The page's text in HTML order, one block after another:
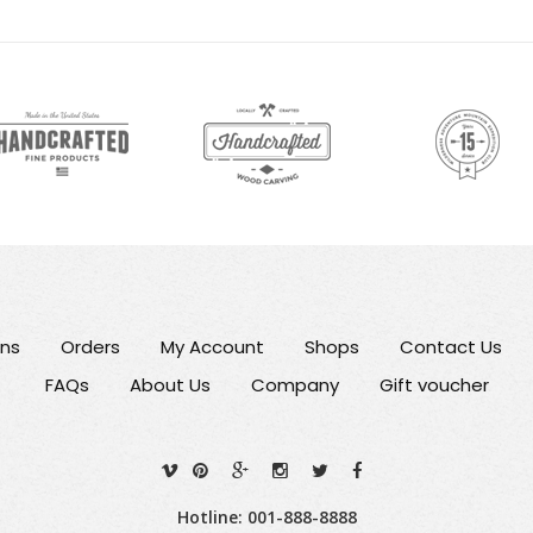
Contact Us
Shops
My Account
Orders
Gift voucher
Company
About Us
FAQs
Hotline: 001-888-8888